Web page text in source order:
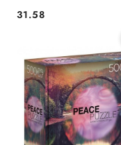
Cena:
31.58